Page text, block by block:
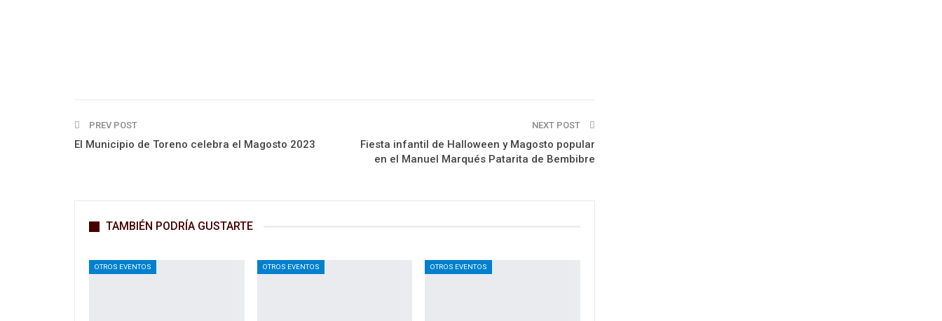
PREV POST
El Municipio de Toreno celebra el Magosto 2023
NEXT POST
Fiesta infantil de Halloween y Magosto popular
en el Manuel Marqués Patarita de Bembibre
TAMBIÉN PODRÍA GUSTARTE
OTROS EVENTOS OTROS EVENTOS OTROS EVENTOS